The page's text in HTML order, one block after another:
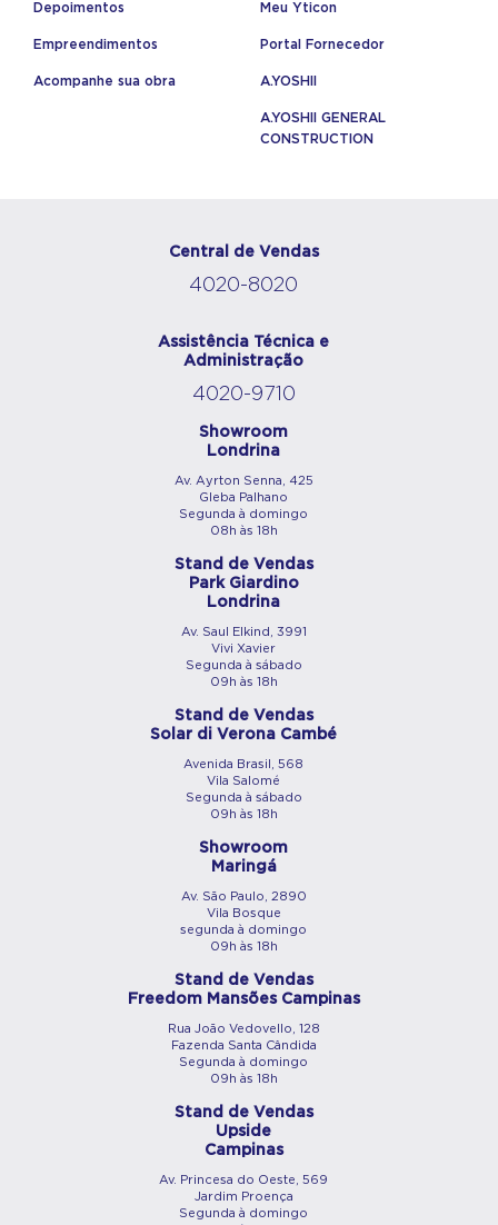
Depoimentos
Empreendimentos
Acompanhe sua obra
Meu Yticon
Portal Fornecedor
A.YOSHII
A.YOSHII GENERAL
CONSTRUCTION
Central de Vendas
4020-8020
Assistência Técnica e
Administração
4020-9710
Showroom
Londrina
Av. Ayrton Senna, 425
Gleba Palhano
Segunda à domingo
08h às 18h
Stand de Vendas
Park Giardino
Londrina
Av. Saul Elkind, 3991
Vivi Xavier
Segunda à sábado
09h às 18h
Stand de Vendas
Solar di Verona Cambé
Avenida Brasil, 568
Vila Salomé
Segunda à sábado
09h às 18h
Showroom
Maringá
Av. São Paulo, 2890
Vila Bosque
segunda à domingo
09h às 18h
Stand de Vendas
Freedom Mansões Campinas
Rua João Vedovello, 128
Fazenda Santa Cândida
Segunda à domingo
09h às 18h
Stand de Vendas
Upside
Campinas
Av. Princesa do Oeste, 569
Jardim Proença
Segunda à domingo